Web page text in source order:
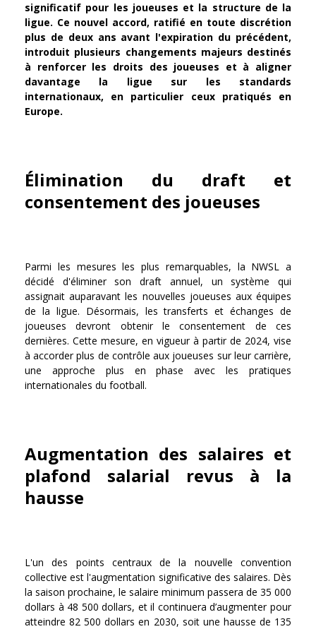
significatif pour les joueuses et la structure de la
ligue. Ce nouvel accord, ratifié en toute discrétion
plus de deux ans avant l'expiration du précédent,
introduit plusieurs changements majeurs destinés
à renforcer les droits des joueuses et à aligner
davantage la ligue sur les standards
internationaux, en particulier ceux pratiqués en
Europe.
Élimination du draft et
consentement des joueuses
Parmi les mesures les plus remarquables, la NWSL a
décidé d'éliminer son draft annuel, un système qui
assignait auparavant les nouvelles joueuses aux équipes
de la ligue. Désormais, les transferts et échanges de
joueuses devront obtenir le consentement de ces
dernières. Cette mesure, en vigueur à partir de 2024, vise
à accorder plus de contrôle aux joueuses sur leur carrière,
une approche plus en phase avec les pratiques
internationales du football.
Augmentation des salaires et
plafond salarial revus à la
hausse
L'un des points centraux de la nouvelle convention
collective est l'augmentation significative des salaires. Dès
la saison prochaine, le salaire minimum passera de 35 000
dollars à 48 500 dollars, et il continuera d’augmenter pour
atteindre 82 500 dollars en 2030, soit une hausse de 135